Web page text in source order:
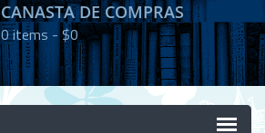
CANASTA DE COMPRAS
0items -$0